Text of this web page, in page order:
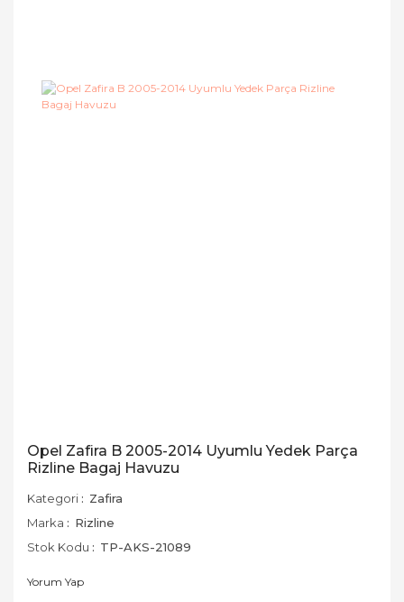
Opel Zafira B 2005-2014 Uyumlu Yedek Parça
Rizline Bagaj Havuzu
Kategori
Zafira
Marka
Rizline
Stok Kodu
TP-AKS-21089
Yorum Yap